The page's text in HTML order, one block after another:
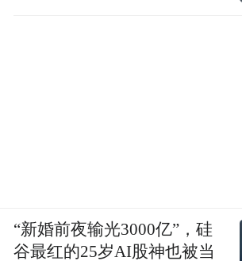
“新婚前夜输光3000亿”，硅
谷最红的25岁AI股神也被当